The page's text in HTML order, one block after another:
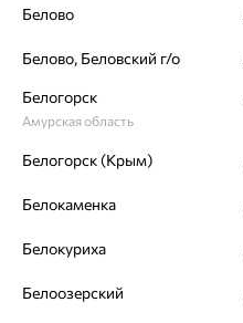
Цепь, серебро,
64%
Белово
Белово, Беловский г/о
Белогорск
Амурская область
Белогорск (Крым)
Белокаменка
Белокуриха
Белоозерский